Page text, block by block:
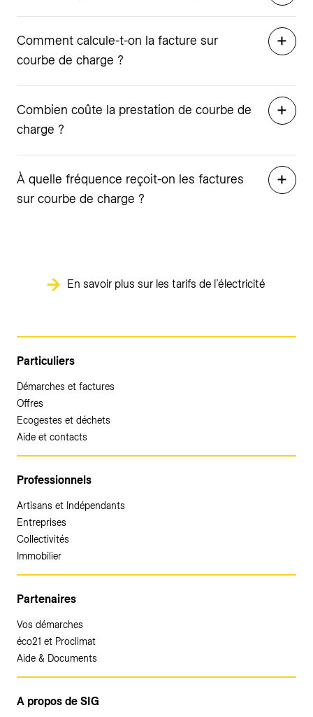
Comment calcule-t-on la facture sur
courbe de charge ?
Combien coûte la prestation de courbe de
charge ?
À quelle fréquence reçoit-on les factures
sur courbe de charge ?
En savoir plus sur les tarifs de l’électricité
Particuliers
Démarches et factures
Offres
Ecogestes et déchets
Aide et contacts
Professionnels
Artisans et Indépendants
Entreprises
Collectivités
Immobilier
Partenaires
Vos démarches
éco21 et Proclimat
Aide & Documents
A propos de SIG